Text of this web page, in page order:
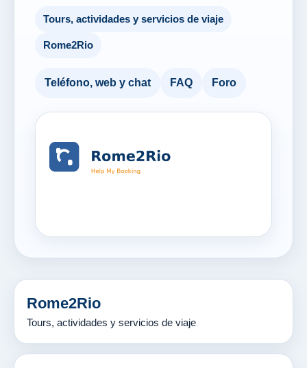
Tours, actividades y servicios de viaje
Rome2Rio
Teléfono, web y chat FAQ Foro
Rome2Rio
Tours, actividades y servicios de viaje